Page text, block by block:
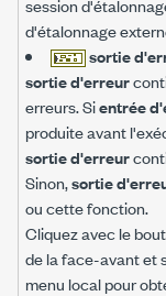
session
d'étalonnage
sortie
sortie d'erreur
erreurs. Sientrée
produite avant
sortie d'erreur
Sinon,sortie
ou cette fonction.
Cliquez avec le
de la face-avant et
menu local pour